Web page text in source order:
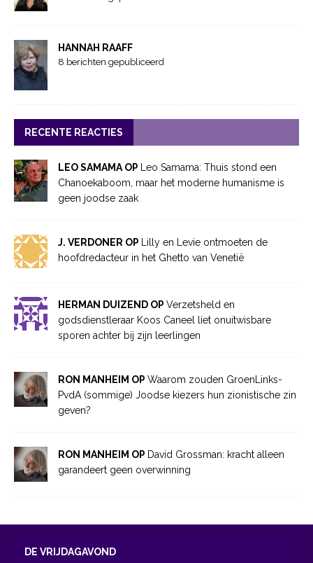
HANNAH RAAFF
8 berichten gepubliceerd
RECENTE REACTIES
LEO SAMAMA OP
Leo Samama: Thuis stond een
Chanoekaboom, maar het moderne humanisme is
geen joodse zaak
J. VERDONER OP
Lilly en Levie ontmoeten de
hoofdredacteur in het Ghetto van Venetië
HERMAN DUIZEND OP Verzetsheld en
godsdienstleraar Koos Caneel liet onuitwisbare
sporen achter bij zijn leerlingen
RON MANHEIM OP Waarom zouden GroenLinks-
PvdA (sommige) Joodse kiezers hun zionistische zin
geven?
RON MANHEIM OP David Grossman: kracht alleen
garandeert geen overwinning
DE VRIJDAGAVOND